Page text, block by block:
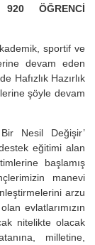
920 ÖĞRENCİ
sportif ve
devam eden
Hafızlık Hazırlık
şöyle devam
Nesil Değişir’
eğitimi alan
başlamış
manevi
arzu
evlatlarımızın
nitelikte olacak
milletine,